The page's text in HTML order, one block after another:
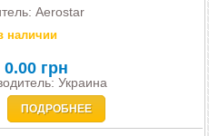
Aerostar
наличии
0.00 грн
Украина
ПОДРОБНЕЕ